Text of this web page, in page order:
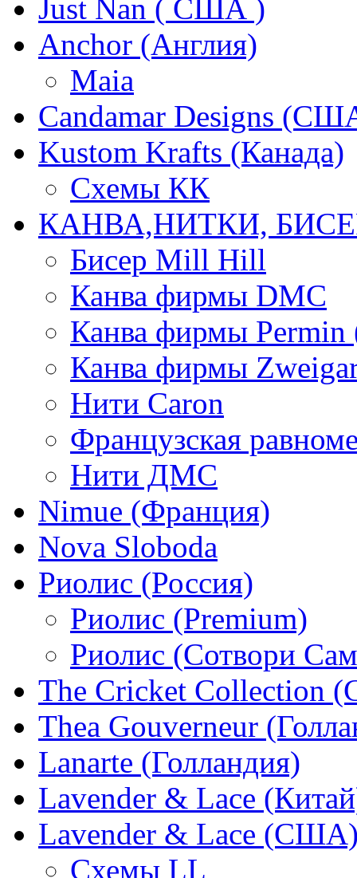
Just Nan ( США )
Anchor (Англия)
Maia
Candamar Designs
Kustom Krafts (Канада)
Схемы КК
КАНВА,НИТКИ,
Бисер Mill Hill
Канва фирмы DMC
Канва фирмы Permin
Канва фирмы
Нити Caron
Французская
Нити ДМС
Nimue (Франция)
Nova Sloboda
Риолис (Россия)
Риолис (Premium)
Риолис (Сотвори
The Cricket Collection
Thea Gouverneur
Lanarte (Голландия)
Lavender & Lace
Lavender & Lace
Схемы LL